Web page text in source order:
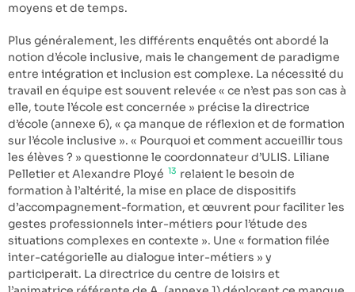
moyens et de temps.
Plus généralement, les différents enquêtés ont abordé la
notion d’école inclusive, mais le changement de paradigme
entre intégration et inclusion est complexe. La nécessité du
travail en équipe est souvent relevée « ce n’est pas son cas à
elle, toute l’école est concernée » précise la directrice
d’école (annexe 6), « ça manque de réflexion et de formation
sur l’école inclusive ». « Pourquoi et comment accueillir tous
les élèves ? » questionne le coordonnateur d’ULIS. Liliane
Pelletier et Alexandre Ployé 13 relaient le besoin de
formation à l’altérité, la mise en place de dispositifs
d’accompagnement-formation, et œuvrent pour faciliter les
gestes professionnels inter-métiers pour l’étude des
situations complexes en contexte ». Une « formation filée
inter-catégorielle au dialogue inter-métiers » y
participerait. La directrice du centre de loisirs et